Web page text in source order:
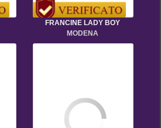
FRANCINE LADY BOY
MODENA